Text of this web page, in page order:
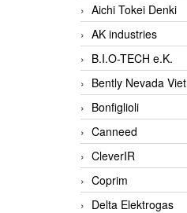
Aichi Tokei Denki
AK industries
B.I.O-TECH e.K.
Bently Nevada
Bonfiglioli
Canneed
CleverIR
Coprim
Delta Elektrogas